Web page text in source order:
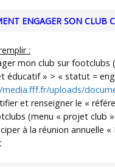
ENGAGER SON CLUB
:
mon club sur
éducatif » > « statut =
uploads/
et renseigner le «
(menu « projet club
à la réunion annuelle